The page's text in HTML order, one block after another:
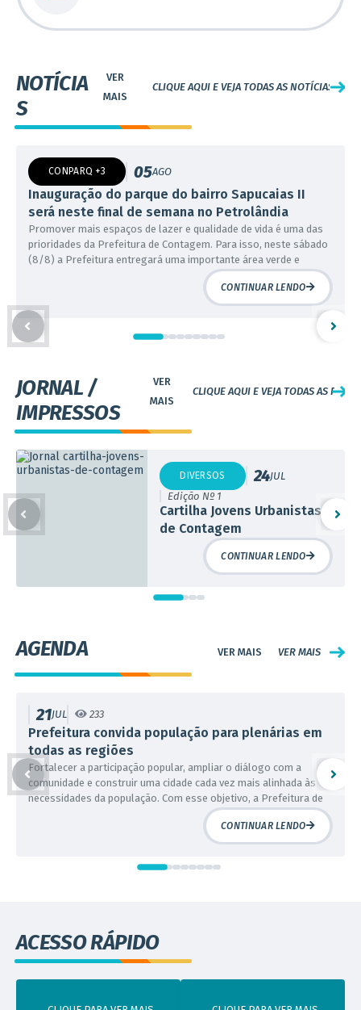
NOTÍCIA
S
CLIQUE AQUI E VEJA TODAS AS NOTÍCIAS
Inauguração do parque do bairro Sapucaias II
será neste final de semana no Petrolândia
05AGO
CONPARQ +3
Promover mais espaços de lazer e qualidade de vida é uma das
prioridades da Prefeitura de Contagem. Para isso, neste sábado
(8/8) a Prefeitura entregará uma importante área verde e
espaço de preservação natural da região Petrolândia: o parque
do bairro Sapucaias ll, localizado na rua Cristal, 200. O evento
será a partir das 8h, com uma programação...
CONTINUAR LENDO
Reforço Escolar começa na segunda (10/8)
com oportunidades para até 5,8 mil
estudantes
07AGO
EDUCAÇÃO
JORNAL /
IMPRESSOS
CLIQUE AQUI E VEJA TODAS AS
Edição Nº 1
Cartilha Jovens Urbanistas
de Contagem
24JUL
DIVERSOS
CONTINUAR LENDO
AGENDA VER MAIS
Prefeitura convida população para plenárias em
todas as regiões
21JUL 233
Fortalecer a participação popular, ampliar o diálogo com a
comunidade e construir uma cidade cada vez mais alinhada às
necessidades da população. Com esse objetivo, a Prefeitura de
Contagem realizará, entre os meses de julho e agosto, oito
plenárias regionais, que percorrerão todo o município. As
plenárias representam um importante instrumento de...
CONTINUAR LENDO
ACESSO RÁPIDO